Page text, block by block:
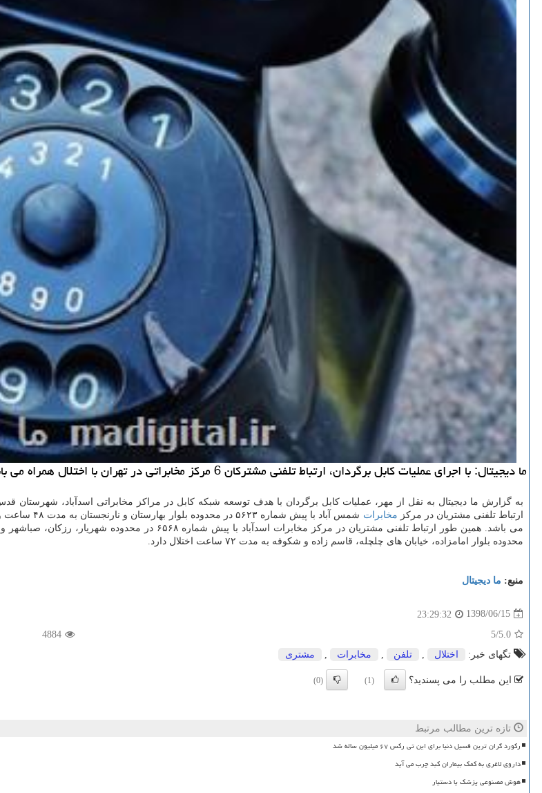
ما دیجیتال: با اجرای عملیات كابل برگردان، ارتباط تلفنی مشتركان 6 مركز مخابراتی در تهران با اختلال همراه می باشد.
به گزارش ما دیجیتال به نقل از مهر، عملیات كابل برگردان با هدف توسعه شبكه كابل در مراكز مخابراتی اسدآباد، شهرستان
ارتباط تلفنی مشتریان در مركز مخابرات شمس آباد با پیش شماره ۵۶۲۳ در محدوده بلوار بهارستان و نارنجستان به مدت ۴۸ ساعت و در مراكز مخابرات جماران، شهید تندگویان و شهید محلاتی به مدت ۶ ساعت با
محدوده بلوار امامزاده، خیابان های چلچله، قاسم زاده و شكوفه به مدت ۷۲ ساعت اختلال دارد.
منبع: ما دیجیتال
1398/06/15
23:29:32
5.0
/5
4884
تگهای خبر:
اختلال , تلفن , مخابرات , مشتری
این مطلب را می پسندید؟ (1)
(0)
تازه ترین مطالب مرتبط
رکورد گران ترین فسیل دنیا برای این تی رکس ۶۷ میلیون ساله شد
داروی لاغری به کمک بیماران کبد چرب می آید
هوش مصنوعی پزشک یا دستیار